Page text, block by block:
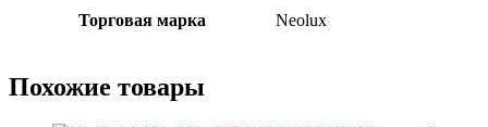
Торговая марка Neolux
Похожие товары